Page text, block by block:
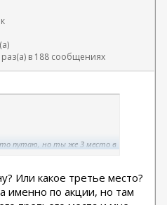
в 188 сообщениях
путаю, но ты же 3 место в
Или какое третье место?
именно по акции, но там